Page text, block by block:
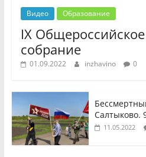
Видео Образование
IX
собрание
01.09.2022 inzhavino 0
Салтыково.
11.05.2022